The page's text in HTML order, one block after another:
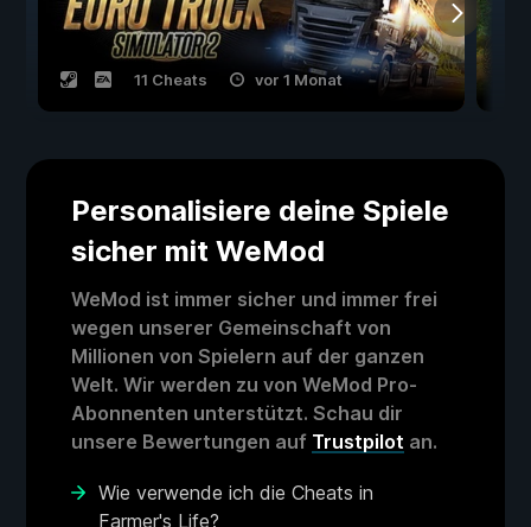
11 Cheats vor 1 Monat
Personalisiere deine Spiele
sicher mit WeMod
WeMod ist immer sicher und immer frei
wegen unserer Gemeinschaft von
Millionen von Spielern auf der ganzen
Welt. Wir werden zu von WeMod Pro-
Abonnenten unterstützt. Schau dir
unsere Bewertungen auf Trustpilot an.
Wie verwende ich die Cheats in
Farmer's Life?